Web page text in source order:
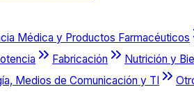
Médica y Productos Farmacéuticos
Fabricación Nutrición y
Medios de Comunicación y TI